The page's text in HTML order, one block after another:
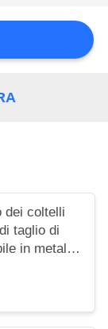
dei coltelli
taglio di
in metallo